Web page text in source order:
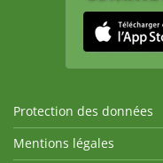
Protection des données
Mentions légales